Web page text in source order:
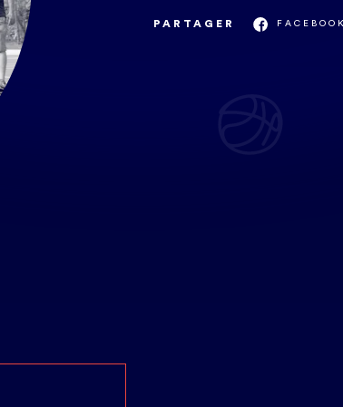
PARTAGER FACEBOOK